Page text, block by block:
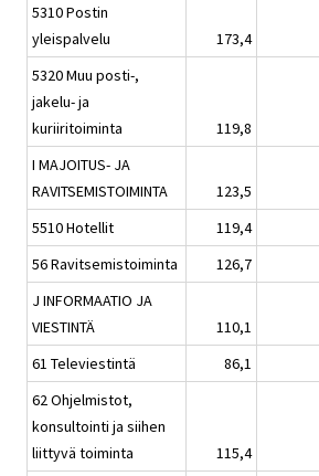
5310 Postin
yleispalvelu
173,4
5320 Muu posti-,
jakelu- ja
kuriiritoiminta
119,8
I MAJOITUS- JA
RAVITSEMISTOIMINTA
123,5
5510 Hotellit
119,4
56 Ravitsemistoiminta
126,7
J INFORMAATIO JA
VIESTINTÄ
110,1
61 Televiestintä
86,1
62 Ohjelmistot,
konsultointi ja siihen
liittyvä toiminta
115,4